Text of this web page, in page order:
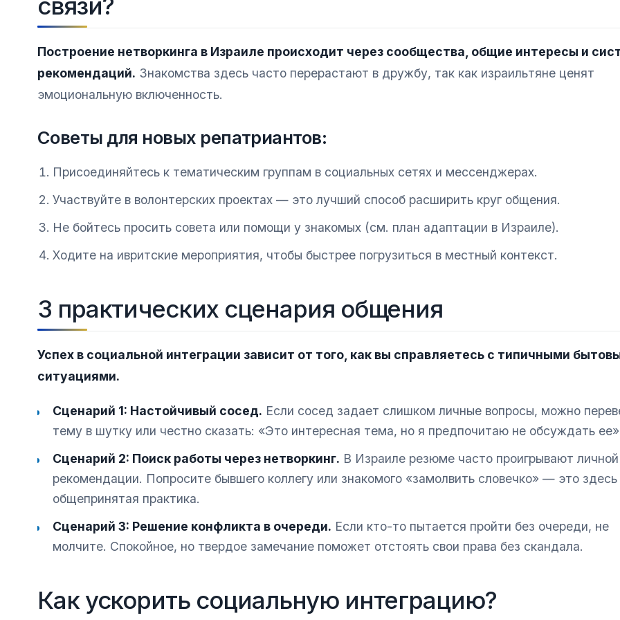
Построение нетворкинга в Израиле происходит через сообщества, общие интересы и
рекомендаций. Знакомства здесь часто перерастают в дружбу, так как израильтяне ценят
эмоциональную включенность.
Советы для новых репатриантов:
Присоединяйтесь к тематическим группам в социальных сетях и мессенджерах.
Участвуйте в волонтерских проектах — это лучший способ расширить круг общения.
Не бойтесь просить совета или помощи у знакомых (см. план адаптации в Израиле).
Ходите на ивритские мероприятия, чтобы быстрее погрузиться в местный контекст.
3 практических сценария общения
Успех в социальной интеграции зависит от того, как вы справляетесь с типичными
ситуациями.
Сценарий 1: Настойчивый сосед. Если сосед задает слишком личные вопросы, можно
тему в шутку или честно сказать: «Это интересная тема, но я предпочитаю не обсуждать
Сценарий 2: Поиск работы через нетворкинг. В Израиле резюме часто проигрывают личной
рекомендации. Попросите бывшего коллегу или знакомого «замолвить словечко» — это здесь
общепринятая практика.
Сценарий 3: Решение конфликта в очереди. Если кто-то пытается пройти без очереди, не
молчите. Спокойное, но твердое замечание поможет отстоять свои права без скандала.
Как ускорить социальную интеграцию?